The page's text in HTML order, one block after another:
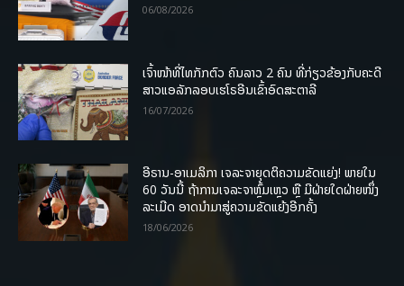
06/08/2026
ເຈົ້າໜ້າທີ່ໄທກັກຕົວ ຄົນລາວ 2 ຄົນ ທີ່ກ່ຽວຂ້ອງກັບຄະດີ
ສາວແອລັກລອບເຮໂຣອີນເຂົ້າອົດສະຕາລີ
16/07/2026
ອີຣານ-ອາເມລິກາ ເຈລະຈາຍຸດຕິຄວາມຂັດແຍ່ງ! ພາຍໃນ
60 ວັນນີ້ ຖ້າການເຈລະຈາຫຼົ້ມເຫຼວ ຫຼື ມີຝ່າຍໃດຝ່າຍໜຶ່ງ
ລະເມີດ ອາດນໍາມາສູ່ຄວາມຂັດແຍ້ງອີກຄັ້ງ
18/06/2026